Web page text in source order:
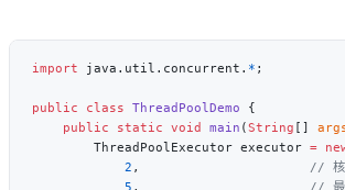
import java.util.concurrent. *
public class ThreadPoolDemo
    public
static void main (String []
        ThreadPoolExecutor executor
=
            2
,
            5
,